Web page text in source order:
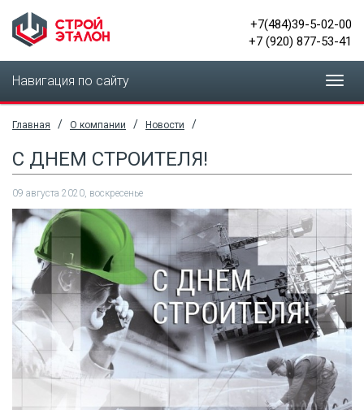
+7(484)39-5-02-00
+7 (920) 877-53-41
Навигация по сайту
Главная / О компании / Новости /
С ДНЕМ СТРОИТЕЛЯ!
09 августа 2020, воскресенье